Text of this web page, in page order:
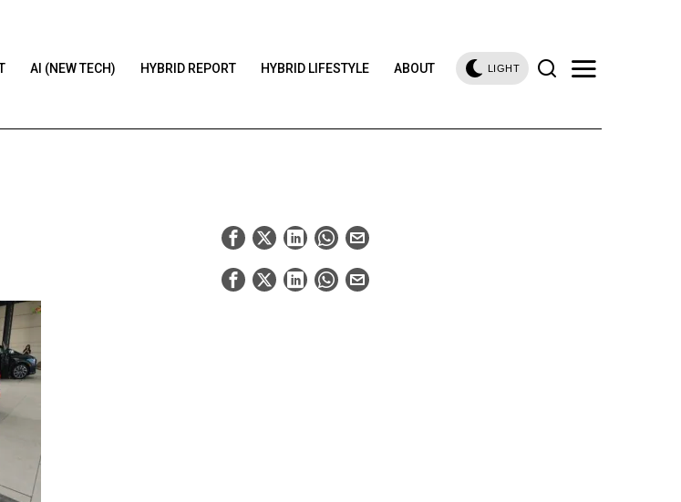
AI (NEW TECH) HYBRID REPORT HYBRID LIFESTYLE ABOUT LIGHT